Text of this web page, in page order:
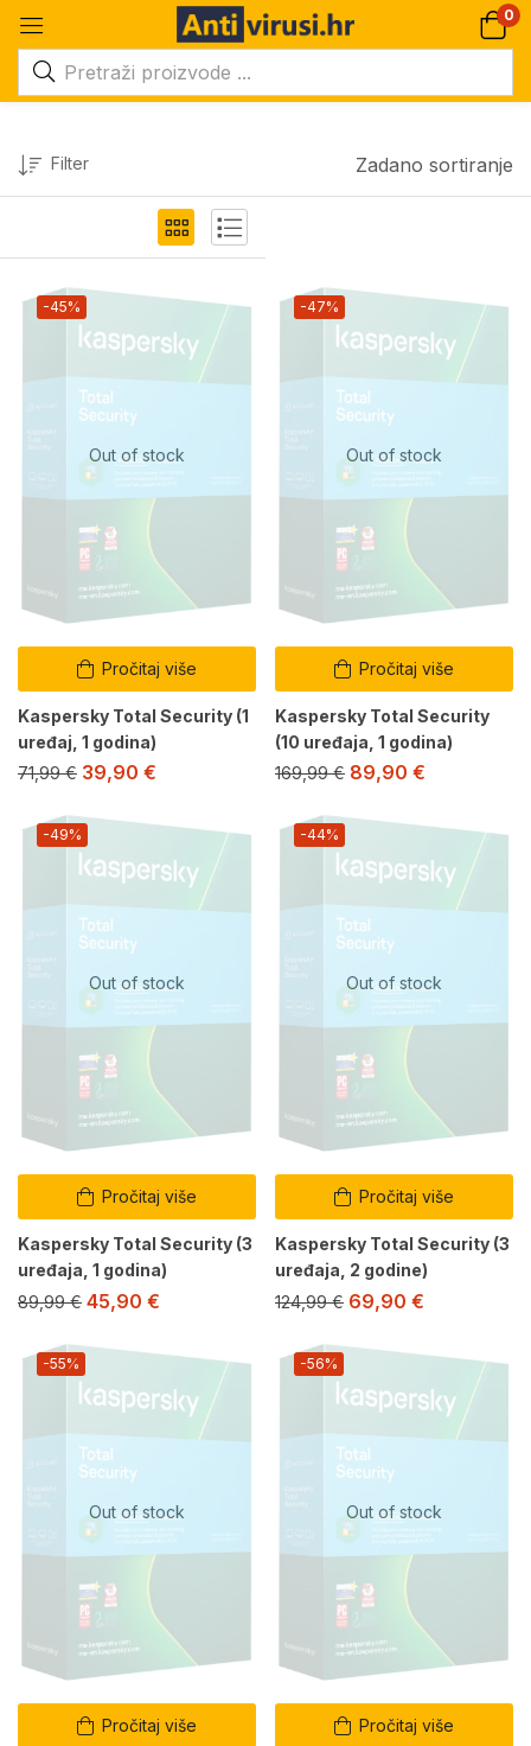
0
Filter Zadano sortiranje
Out of stock
Pročitaj više
-45%
Kaspersky Total Security (1
uređaj, 1 godina)
71,99€ 39,90 €
Out of stock
Pročitaj više
-47%
Kaspersky Total Security
(10 uređaja, 1 godina)
169,99€ 89,90 €
Out of stock
Pročitaj više
-49%
Kaspersky Total Security (3
uređaja, 1 godina)
89,99€ 45,90 €
Out of stock
Pročitaj više
-44%
Kaspersky Total Security (3
uređaja, 2 godine)
124,99€ 69,90 €
Out of stock
Pročitaj više
-55%
Out of stock
Pročitaj više
-56%